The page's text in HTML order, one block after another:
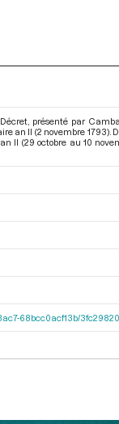
Décret, présenté par
an II (2 novembre
II (29 octobre au 10
8ac7-68bcc0acf13b/